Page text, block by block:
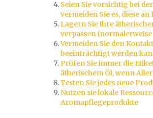
Seien Sie vorsichtig bei
vermeiden Sie es, diese
Lagern Sie Ihre
verpassen (normalerweise
Vermeiden Sie den
beeinträchtigt werden
Prüfen Sie immer die
ätherischem Öl, wenn
Testen Sie jedes neue
Nutzen sie lokale
Aromapflegeprodukte